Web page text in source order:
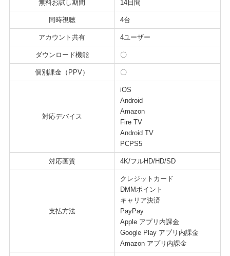
無料お試し期間 14日間
同時視聴 4台
アカウント共有 4ユーザー
ダウンロード機能 〇
個別課金（PPV） 〇
対応デバイス
iOS
Android
Amazon
Fire TV
Android TV
PCPS5
対応画質 4K/フルHD/HD/SD
支払方法
クレジットカード
DMMポイント
キャリア決済
PayPay
Apple アプリ内課金
Google Play アプリ内課金
Amazon アプリ内課金